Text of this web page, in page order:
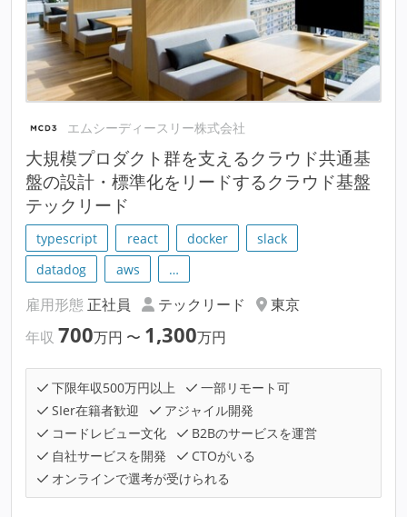
エムシーディースリー株式会社
大規模プロダクト群を支えるクラウド共通基
盤の設計・標準化をリードするクラウド基盤
テックリード
typescript react docker
slack
datadog
aws …
雇用形態 正社員 テックリード
東京
年収 700万円 〜 1,300万円
下限年収500万円以上
一部リモート可
SIer在籍者歓迎
アジャイル開発
コードレビュー文化
B2Bのサービスを運営
自社サービスを開発
CTOがいる
オンラインで選考が受けられる